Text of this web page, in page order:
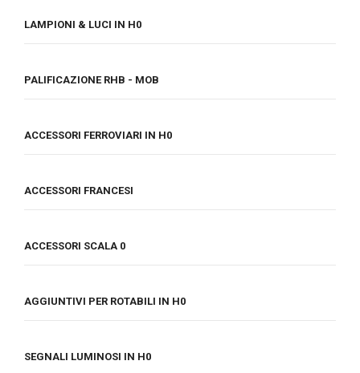
LAMPIONI & LUCI IN H0
PALIFICAZIONE RHB - MOB
ACCESSORI FERROVIARI IN H0
ACCESSORI FRANCESI
ACCESSORI SCALA 0
AGGIUNTIVI PER ROTABILI IN H0
SEGNALI LUMINOSI IN H0